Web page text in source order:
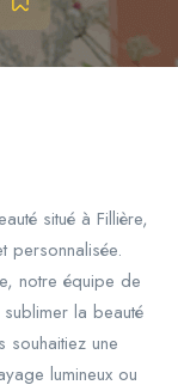
situé à Fillière,
personnalisée.
notre équipe de
la beauté
une
lumineux ou